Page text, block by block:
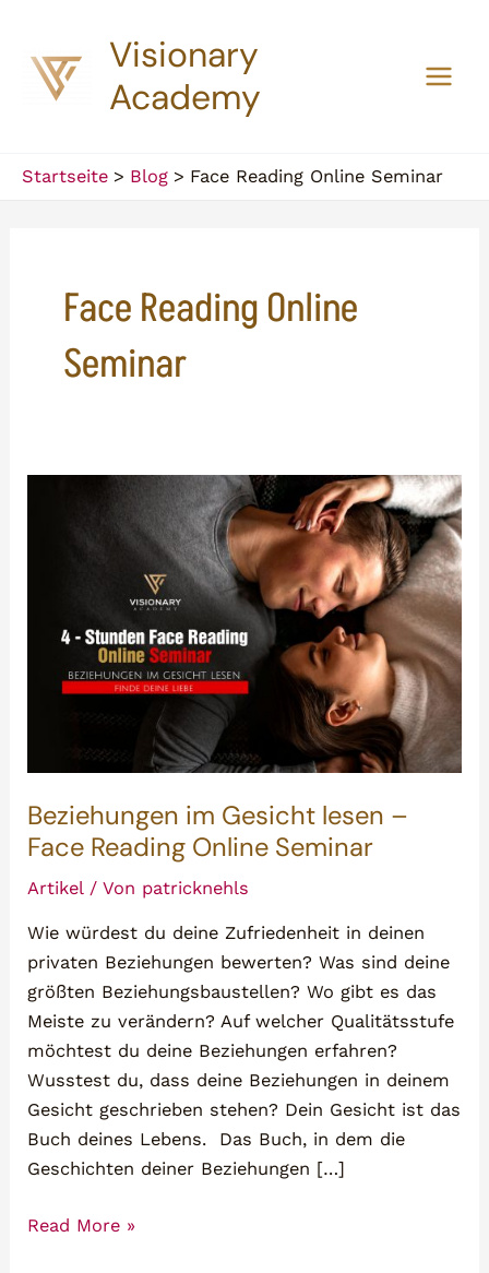
springen
Visionary
Academy
Startseite Blog Face Reading Online Seminar
Face Reading Online
Seminar
Beziehungen im Gesicht lesen –
Face Reading Online Seminar
Artikel/ Von patricknehls
Wie würdest du deine Zufriedenheit in deinen
privaten Beziehungen bewerten? Was sind deine
größten Beziehungsbaustellen? Wo gibt es das
Meiste zu verändern? Auf welcher Qualitätsstufe
möchtest du deine Beziehungen erfahren?
Wusstest du, dass deine Beziehungen in deinem
Gesicht geschrieben stehen? Dein Gesicht ist das
Buch deines Lebens. Das Buch, in dem die
Geschichten deiner Beziehungen […]
Beziehungen
Read More »